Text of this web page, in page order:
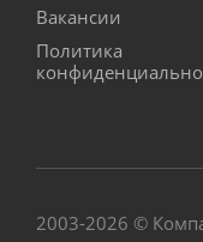
Вакансии
Политика
2003-2026 ©